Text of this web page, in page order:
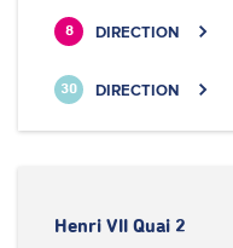
8 DIRECTION
30 DIRECTION
Henri VII Quai 2